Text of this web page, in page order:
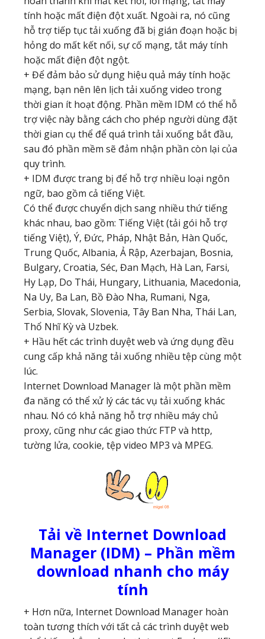
tính hoặc mất điện đột xuất. Ngoài ra, nó cũng
hỗ trợ tiếp tục tải xuống đã bị gián đoạn hoặc bị
hỏng do mất kết nối, sự cố mạng, tắt máy tính
hoặc mất điện đột ngột.
+ Để đảm bảo sử dụng hiệu quả máy tính hoặc
mạng, bạn nên lên lịch tải xuống video trong
thời gian ít hoạt động. Phần mềm IDM có thể hỗ
trợ việc này bằng cách cho phép người dùng đặt
thời gian cụ thể để quá trình tải xuống bắt đầu,
sau đó phần mềm sẽ đảm nhận phần còn lại của
quy trình.
+ IDM được trang bị để hỗ trợ nhiều loại ngôn
ngữ, bao gồm cả tiếng Việt.
Có thể được chuyển dịch sang nhiều thứ tiếng
khác nhau, bao gồm: Tiếng Việt (tải gói hỗ trợ
tiếng Việt), Ý, Đức, Pháp, Nhật Bản, Hàn Quốc,
Trung Quốc, Albania, Ả Rập, Azerbajan, Bosnia,
Bulgary, Croatia, Séc, Đan Mạch, Hà Lan, Farsi,
Hy Lạp, Do Thái, Hungary, Lithuania, Macedonia,
Na Uy, Ba Lan, Bồ Đào Nha, Rumani, Nga,
Serbia, Slovak, Slovenia, Tây Ban Nha, Thái Lan,
Thổ Nhĩ Kỳ và Uzbek.
+ Hầu hết các trình duyệt web và ứng dụng đều
cung cấp khả năng tải xuống nhiều tệp cùng một
lúc.
Internet Download Manager là một phần mềm
đa năng có thể xử lý các tác vụ tải xuống khác
nhau. Nó có khả năng hỗ trợ nhiều máy chủ
proxy, cũng như các giao thức FTP và http,
tường lửa, cookie, tệp video MP3 và MPEG.
Tải về Internet Download
Manager (IDM) – Phần mềm
download nhanh cho máy
tính
+ Hơn nữa, Internet Download Manager hoàn
toàn tương thích với tất cả các trình duyệt web